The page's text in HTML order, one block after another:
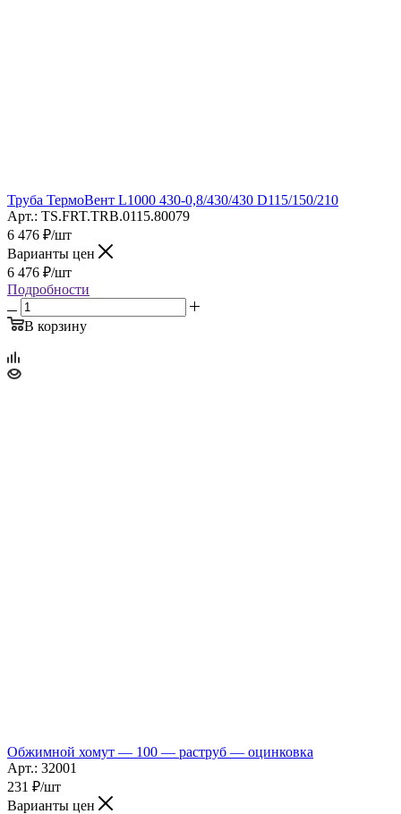
Труба ТермоВент L1000 430-0,8/430/430 D115/150/210
Арт.: TS.FRT.TRB.0115.80079
6 476 ₽/шт
Варианты цен
6 476 ₽/шт
Подробности
В корзину
Обжимной хомут — 100 — раструб — оцинковка
Арт.: 32001
231 ₽/шт
Варианты цен